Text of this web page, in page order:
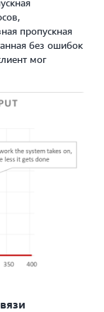
пропускная
без ошибок
мог